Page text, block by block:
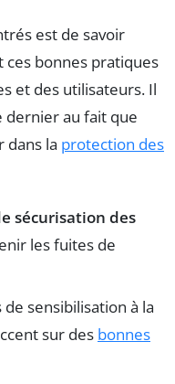
est de savoir
bonnes pratiques
et des utilisateurs. Il
dernier au fait que
dans la protection des
sécurisation des
les fuites de
sensibilisation à la
sur des bonnes